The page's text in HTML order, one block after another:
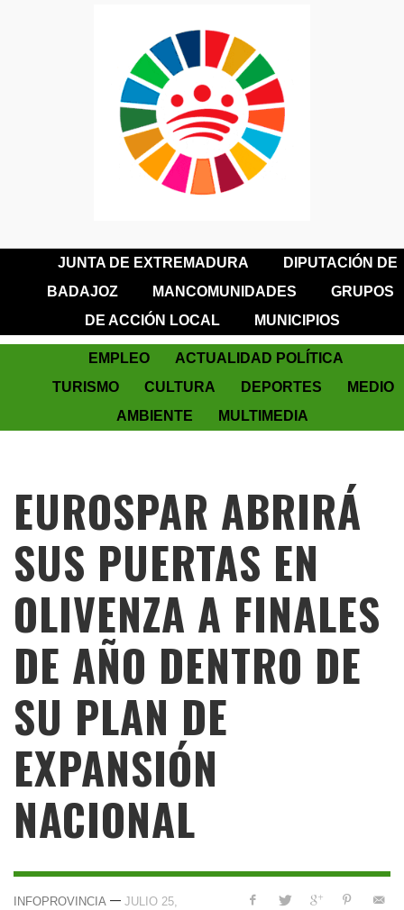
JUNTA DE EXTREMADURA
DIPUTACIÓN DE
BADAJOZ
MANCOMUNIDADES
GRUPOS
DE ACCIÓN LOCAL
MUNICIPIOS
EMPLEO
ACTUALIDAD POLÍTICA
TURISMO
CULTURA DEPORTES
MEDIO
AMBIENTE
MULTIMEDIA
EUROSPAR ABRIRÁ
SUS PUERTAS EN
OLIVENZA A FINALES
DE AÑO DENTRO DE
SU PLAN DE
EXPANSIÓN
NACIONAL
INFOPROVINCIA — JULIO 25,